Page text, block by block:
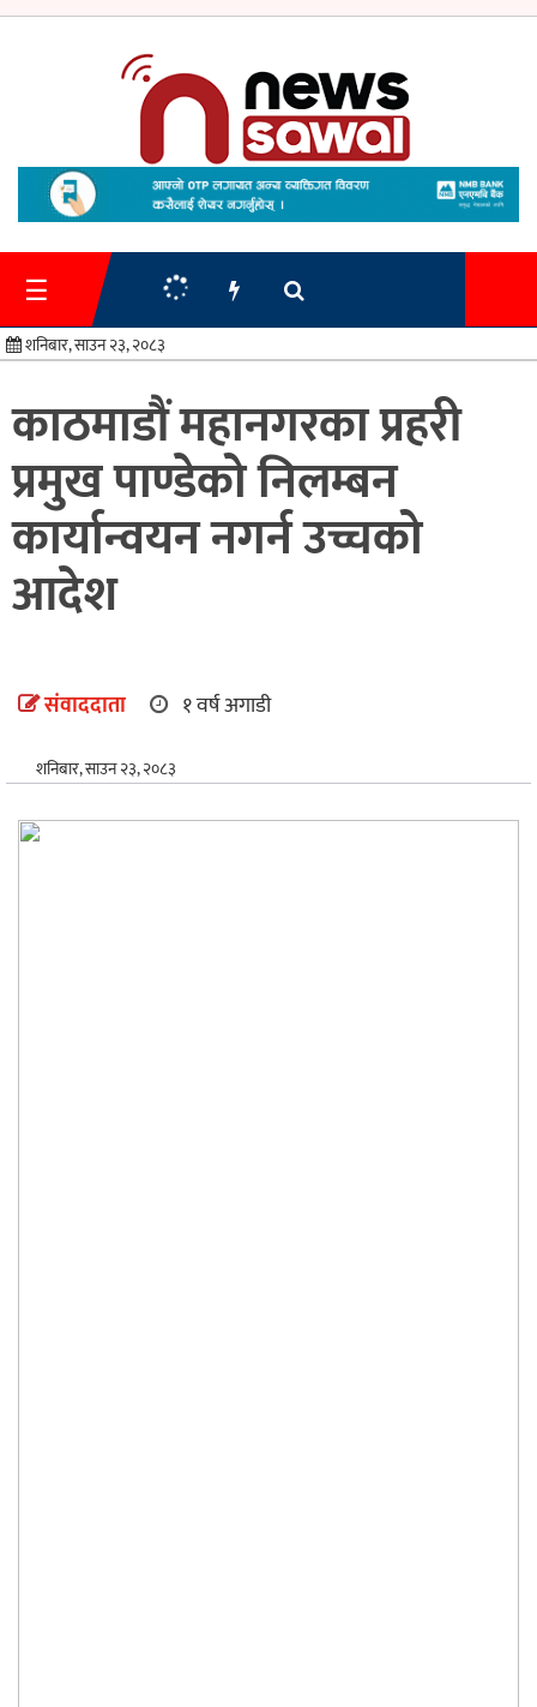
गृहपृष्ठ
समाचार
प्रशासन
स्वास्थ्य/
शिक्षा
मनोरन्जन
अन्तर्राष्ट्रिय
खेलकुद
☰
शनिबार, साउन २३, २०८३
काठमाडौं महानगरका प्रहरी
प्रमुख पाण्डेको निलम्बन
कार्यान्वयन नगर्न उच्चको
आदेश
संवाददाता १ वर्ष अगाडी
शनिबार, साउन २३, २०८३